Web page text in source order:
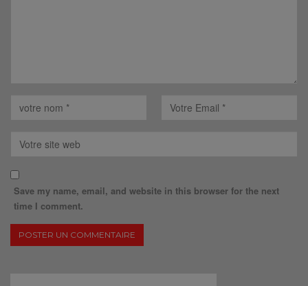
Save my name, email, and website in this browser for the next
time I comment.